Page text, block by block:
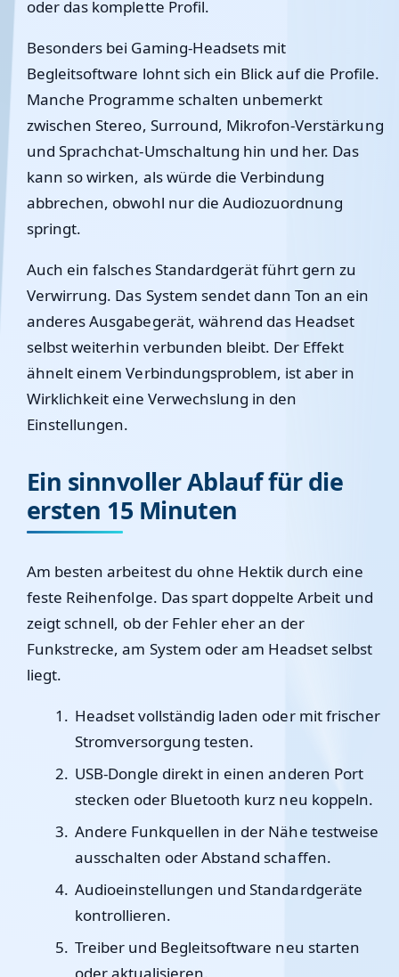
oder das komplette Profil.
Besonders bei Gaming-Headsets mit
Begleitsoftware lohnt sich ein Blick auf die Profile.
Manche Programme schalten unbemerkt
zwischen Stereo, Surround, Mikrofon-Verstärkung
und Sprachchat-Umschaltung hin und her. Das
kann so wirken, als würde die Verbindung
abbrechen, obwohl nur die Audiozuordnung
springt.
Auch ein falsches Standardgerät führt gern zu
Verwirrung. Das System sendet dann Ton an ein
anderes Ausgabegerät, während das Headset
selbst weiterhin verbunden bleibt. Der Effekt
ähnelt einem Verbindungsproblem, ist aber in
Wirklichkeit eine Verwechslung in den
Einstellungen.
Ein sinnvoller Ablauf für die
ersten 15 Minuten
Am besten arbeitest du ohne Hektik durch eine
feste Reihenfolge. Das spart doppelte Arbeit und
zeigt schnell, ob der Fehler eher an der
Funkstrecke, am System oder am Headset selbst
liegt.
Headset vollständig laden oder mit frischer
Stromversorgung testen.
USB-Dongle direkt in einen anderen Port
stecken oder Bluetooth kurz neu koppeln.
Andere Funkquellen in der Nähe testweise
ausschalten oder Abstand schaffen.
Audioeinstellungen und Standardgeräte
kontrollieren.
Treiber und Begleitsoftware neu starten